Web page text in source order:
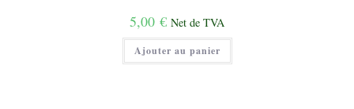
5,00 € Net de TVA
Ajouter au panier